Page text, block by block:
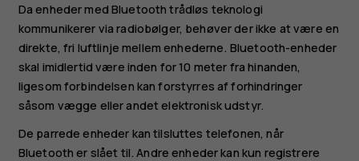
Da enheder med Bluetooth trådløs teknologi
kommunikerer via radiobølger, behøver der ikke at være en
direkte, fri luftlinje mellem enhederne. Bluetooth-enheder
skal imidlertid være inden for 10 meter fra hinanden,
ligesom forbindelsen kan forstyrres af forhindringer
såsom vægge eller andet elektronisk udstyr.
De parrede enheder kan tilsluttes telefonen, når
Bluetooth er slået til. Andre enheder kan kun registrere